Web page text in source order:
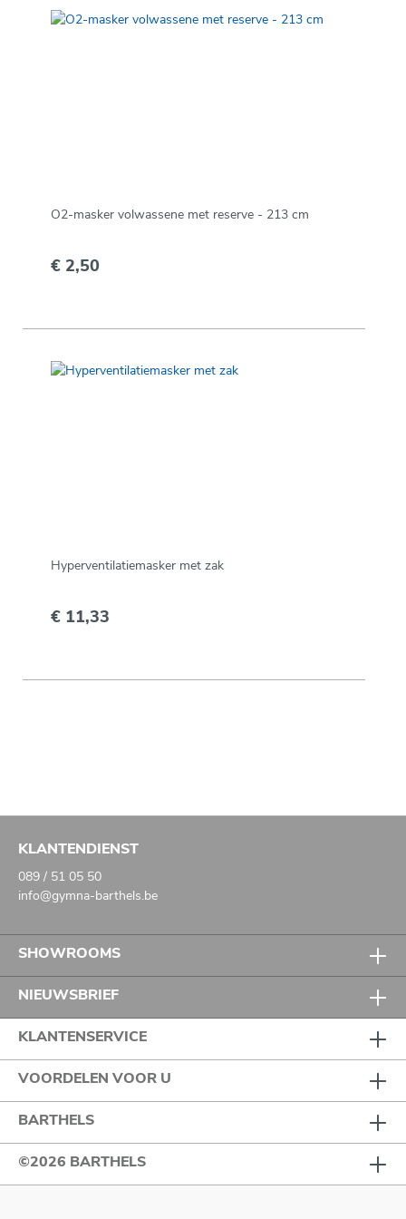
O2-masker volwassene met reserve - 213 cm
€ 2,50
Hyperventilatiemasker met zak
€ 11,33
KLANTENDIENST
089 / 51 05 50
info@gymna-barthels.be
SHOWROOMS
NIEUWSBRIEF
KLANTENSERVICE
VOORDELEN VOOR U
BARTHELS
©2026 BARTHELS